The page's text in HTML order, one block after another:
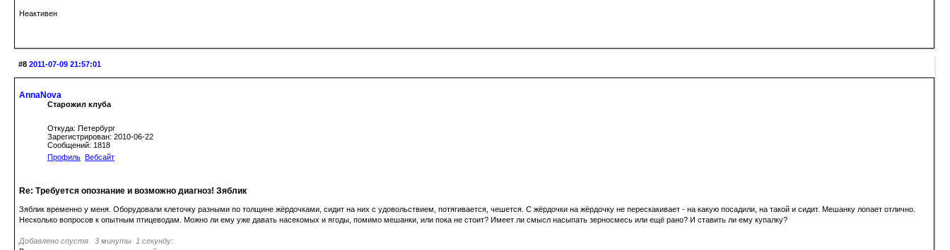
Неактивен
#8 2011-07-09 21:57:01
AnnaNova
Старожил клуба
Откуда: Петербург
Зарегистрирован: 2010-06-22
Сообщений: 1818
Профиль Вебсайт
Re: Требуется опознание и возможно диагноз! Зяблик
Зяблик временно у меня. Оборудовали клеточку разными по толщине жёрдочками, сидит на них с удовольствием, потягивается, чешется. С жёрдочки на жёрдочку не перескакивает - на какую посадили, на такой и сидит. Мешанку лопает отлично.
Несколько вопросов к опытным птицеводам. Можно ли ему уже давать насекомых и ягоды, помимо мешанки, или пока не стоит? Имеет ли смысл насыпать зерносмесь или ещё рано? И ставить ли ему купалку?
Добавлено спустя 3 минуты 1 секунду: